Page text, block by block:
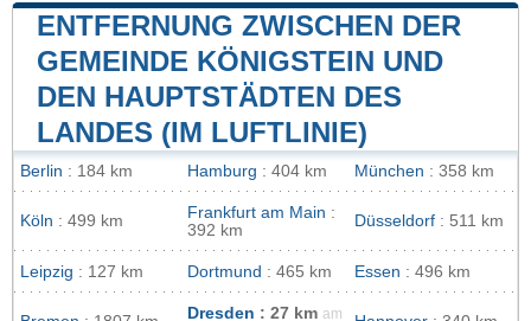
ENTFERNUNG ZWISCHEN DER
GEMEINDE KÖNIGSTEIN UND
DEN HAUPTSTÄDTEN DES
LANDES (IM LUFTLINIE)
Berlin : 184 km Hamburg : 404 km München : 358 km
Köln : 499 km Frankfurt am Main :
392 km
Düsseldorf : 511 km
Leipzig : 127 km Dortmund : 465 km Essen : 496 km
Dresden : 27 km am